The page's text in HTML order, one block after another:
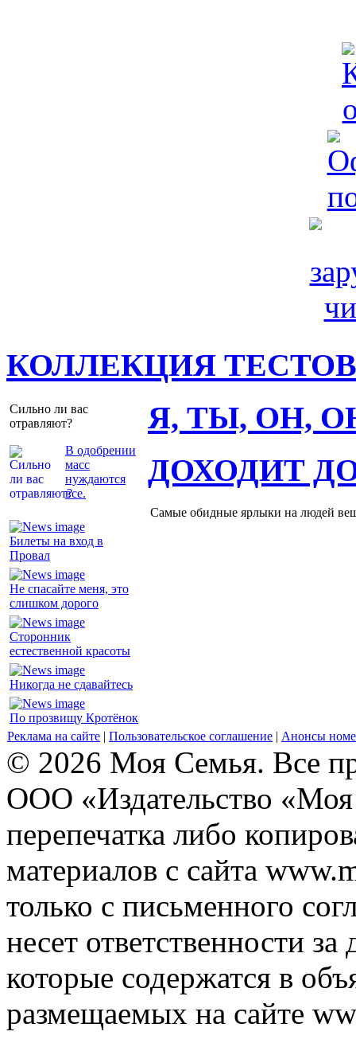
КОЛЛЕКЦИЯ ТЕСТОВ
Сильно ли вас
отравляют?
В одобрении
масс
нуждаются
все.
Я, ТЫ, ОН,
Билеты на вход в
Провал
Не спасайте меня, это
слишком дорого
Сторонник
естественной красоты
Никогда не сдавайтесь
По прозвищу Кротёнок
ДОХОДИТ
Самые обидные ярлыки на людей
Реклама на сайте | Пользовательское соглашение | Анонсы
© 2026 Моя Семья. Все
ООО «Издательство
перепечатка либо
материалов с сайта
только с письменного
несет ответственности
которые содержатся в
размещаемых на сайте